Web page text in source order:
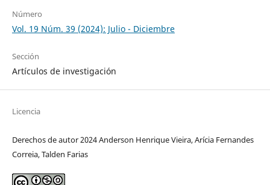
Número
Vol. 19 Núm. 39 (2024): Julio - Diciembre
Sección
Artículos de investigación
Licencia
Derechos de autor 2024 Anderson Henrique Vieira, Arícia Fernandes
Correia, Talden Farias